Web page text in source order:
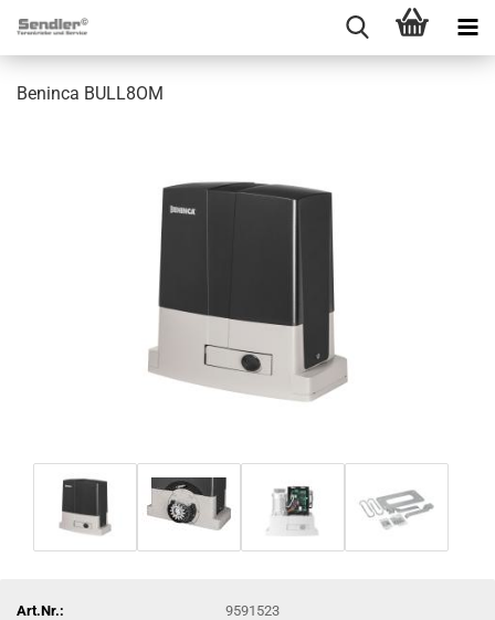
Ben­in­ca BULL8OM
Art.Nr.: 9591523